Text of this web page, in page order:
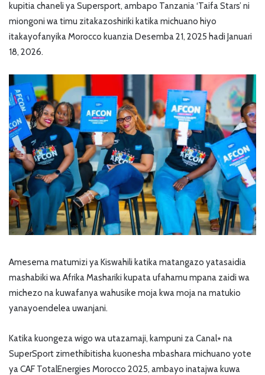
kupitia chaneli ya Supersport, ambapo Tanzania ‘Taifa Stars’ ni
miongoni wa timu zitakazoshiriki katika michuano hiyo
itakayofanyika Morocco kuanzia Desemba 21, 2025 hadi Januari
18, 2026.
Amesema matumizi ya Kiswahili katika matangazo yatasaidia
mashabiki wa Afrika Mashariki kupata ufahamu mpana zaidi wa
michezo na kuwafanya wahusike moja kwa moja na matukio
yanayoendelea uwanjani.
Katika kuongeza wigo wa utazamaji, kampuni za Canal+ na
SuperSport zimethibitisha kuonesha mbashara michuano yote
ya CAF TotalEnergies Morocco 2025, ambayo inatajwa kuwa